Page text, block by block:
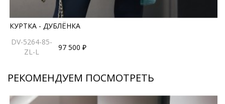
правила ухода могут быть изменены производителем
КУРТКА - ДУБЛЁНКА
DV-5264-85-
ZL-L
97 500 ₽
РЕКОМЕНДУЕМ ПОСМОТРЕТЬ